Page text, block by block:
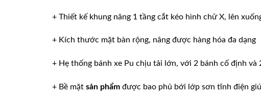
+ Thiết kế khung nâng 1 tầng cắt kéo hình chữ X, lên
+ Kích thước mặt bàn rộng, nâng được hàng hóa đa dạng
+ Hẹ thống bánh xe Pu chịu tải lớn, với 2 bánh cố định và
+ Bề mặt sản phẩm được bao phủ bới lớp sơn tĩnh điện